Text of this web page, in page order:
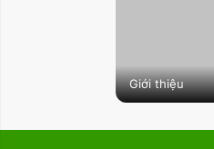
Giới thiệu